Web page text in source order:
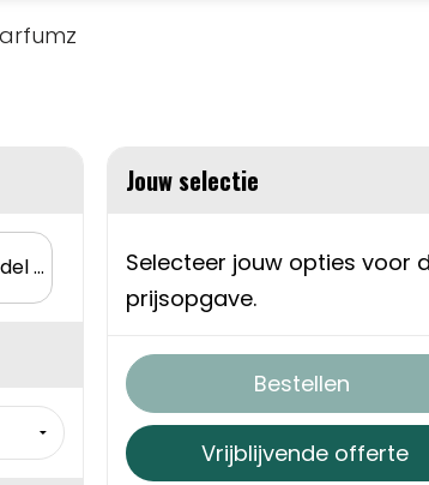
Lavendel (paars)
Jouw selectie
Selecteer jouw opties voor
prijsopgave.
Bestellen
Vrijblijvende offerte